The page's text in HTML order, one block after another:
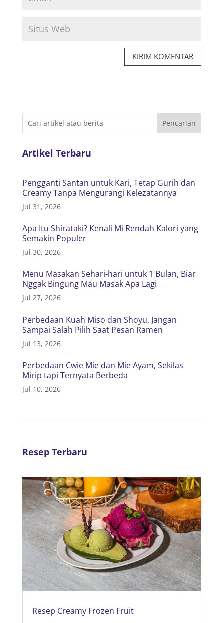
KIRIM KOMENTAR
Artikel Terbaru
Pengganti Santan untuk Kari, Tetap Gurih dan
Creamy Tanpa Mengurangi Kelezatannya
Jul 31, 2026
Apa Itu Shirataki? Kenali Mi Rendah Kalori yang
Semakin Populer
Jul 30, 2026
Menu Masakan Sehari-hari untuk 1 Bulan, Biar
Nggak Bingung Mau Masak Apa Lagi
Jul 27, 2026
Perbedaan Kuah Miso dan Shoyu, Jangan
Sampai Salah Pilih Saat Pesan Ramen
Jul 13, 2026
Perbedaan Cwie Mie dan Mie Ayam, Sekilas
Mirip tapi Ternyata Berbeda
Jul 10, 2026
Resep Terbaru
Resep Creamy Frozen Fruit